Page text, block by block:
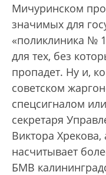
Мичуринском
значимых для
«поликлиника №
для тех, без
пропадет. Ну и,
советском
спецсигналом
секретаря
Виктора
насчитывает
БМВ